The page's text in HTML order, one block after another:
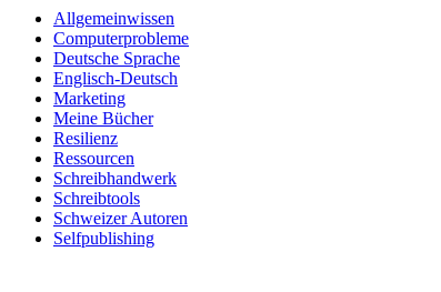
Hand
Allgemeinwissen
Computerprobleme
Deutsche Sprache
Englisch-Deutsch
Marketing
Meine Bücher
Resilienz
Ressourcen
Schreibhandwerk
Schreibtools
Schweizer Autoren
Selfpublishing